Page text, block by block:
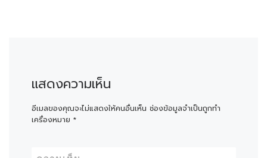
แสดงความเห็น
อีเมลของคุณจะไม่แสดงให้คนอื่นเห็น ช่องข้อมูลจำเป็นถูกทำ
เครื่องหมาย *